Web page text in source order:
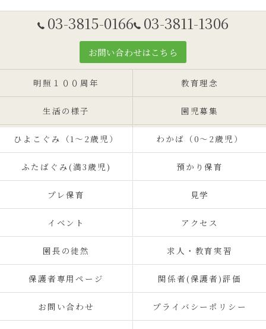
03-3815-0166 03-3811-1306
お問い合わせはこちら
明照１００周年 教育理念
生活の様子 園児募集
ひよこぐみ（1〜2歳児） わかば（0～2歳児）
ふたばぐみ(満3歳児) 預かり保育
プレ保育 見学
イベント アクセス
園長の徒然 求人・教育実習
保護者専用ページ 関係者(保護者)評価
お問い合わせ プライバシーポリシー